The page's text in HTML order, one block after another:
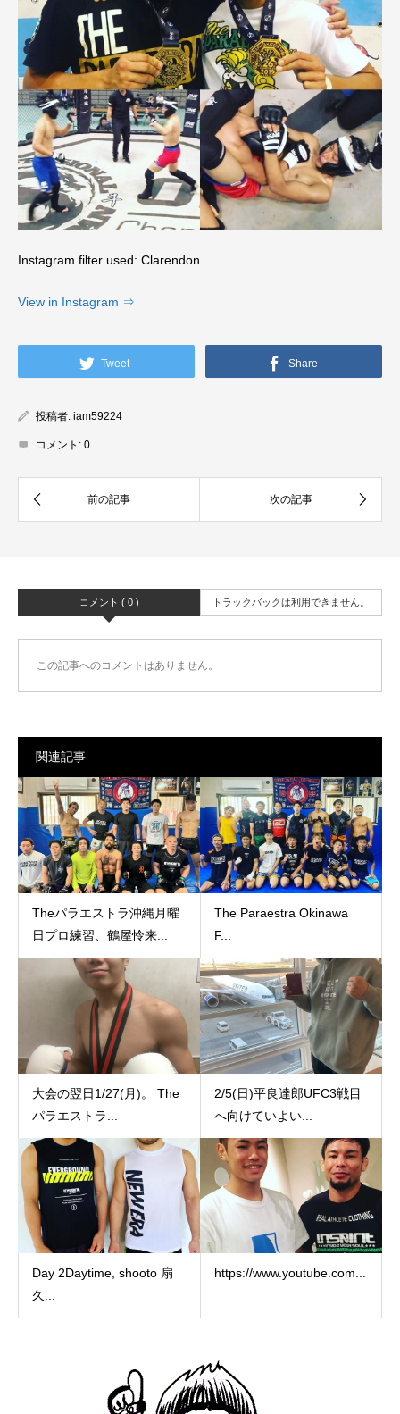
Instagram filter used: Clarendon
View in Instagram ⇒
Tweet Share
投稿者: iam59224
コメント: 0
コメント ( 0 ) トラックバックは利用できません。
この記事へのコメントはありません。
関連記事
Theパラエストラ沖縄月曜
日プロ練習、鶴屋怜来...
The Paraestra Okinawa
F...
大会の翌日1/27(月)。 The
パラエストラ...
2/5(日)平良達郎UFC3戦目
へ向けていよい...
Day 2Daytime, shooto 扇
久...
https://www.youtube.com...